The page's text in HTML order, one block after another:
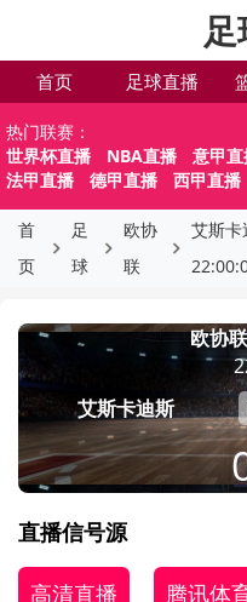
首页 足球直播
热门联赛：
世界杯直播
NBA直播 意甲
法甲直播
德甲直播 西甲直播
首
页
足
球
欧协
联
艾斯
艾斯卡迪斯
欧协联
直播信号源
高清直播 腾讯体